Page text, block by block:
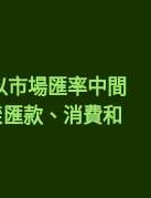
場匯率中間
款、消費和